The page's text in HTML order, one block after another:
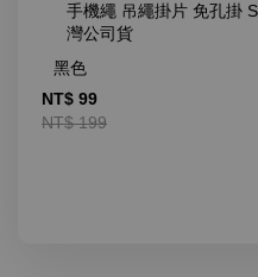
手機繩 吊繩掛片 免孔掛
灣公司貨
NT$ 99
NT$ 199